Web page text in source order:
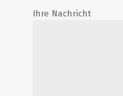
Ihre Nachricht